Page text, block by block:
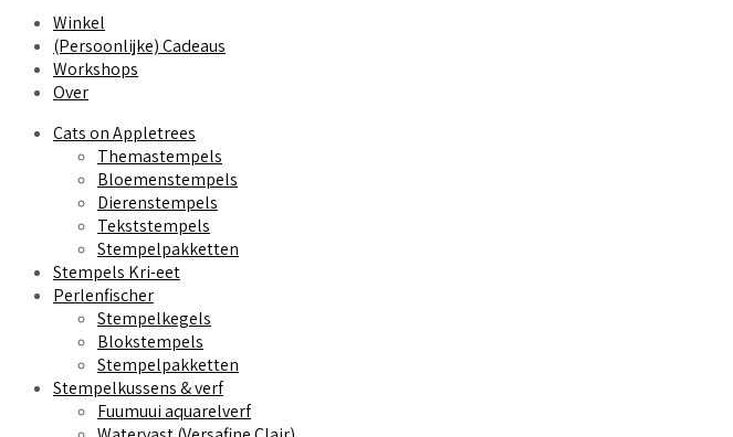
Winkel
(Persoonlijke) Cadeaus
Workshops
Over
Cats on Appletrees
Themastempels
Bloemenstempels
Dierenstempels
Tekststempels
Stempelpakketten
Stempels Kri-eet
Perlenfischer
Stempelkegels
Blokstempels
Stempelpakketten
Stempelkussens & verf
Fuumuui aquarelverf